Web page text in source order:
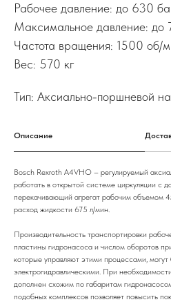
Рабочее давление: до 630
Максимальное давление: до
Частота вращения: 1500 об/
Вес: 570 кг
Тип: Аксиально-поршневой
Описание
Bosch Rexroth A4VHO – регулируемый
работать в открытой системе циркуляции с
перекачивающий агрегат рабочим объемом
расход жидкости 675 л/мин.
Производительность транспортировки
пластины гидронасоса и числом оборотов
которые управляют этими процессами, могут
электрогидравлическими. При
дополнен схожим по габаритам
подобных комплексов позволяет повысить